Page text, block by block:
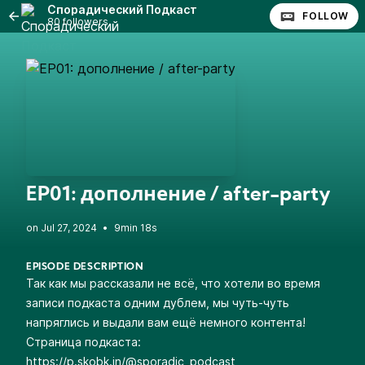
Спорадический Подкаст
80 followers FOLLOW
EP01: дополнение / after-party
• 9min 18s
EPISODE DESCRIPTION
Так как мы рассказали не всё, что хотели во время
записи подкаста одним дублем, мы чуть-чуть
напряглись и выдали вам ещё немного контента!
Страница подкаста:
https://p.skobk.in/@sporadic_podcast